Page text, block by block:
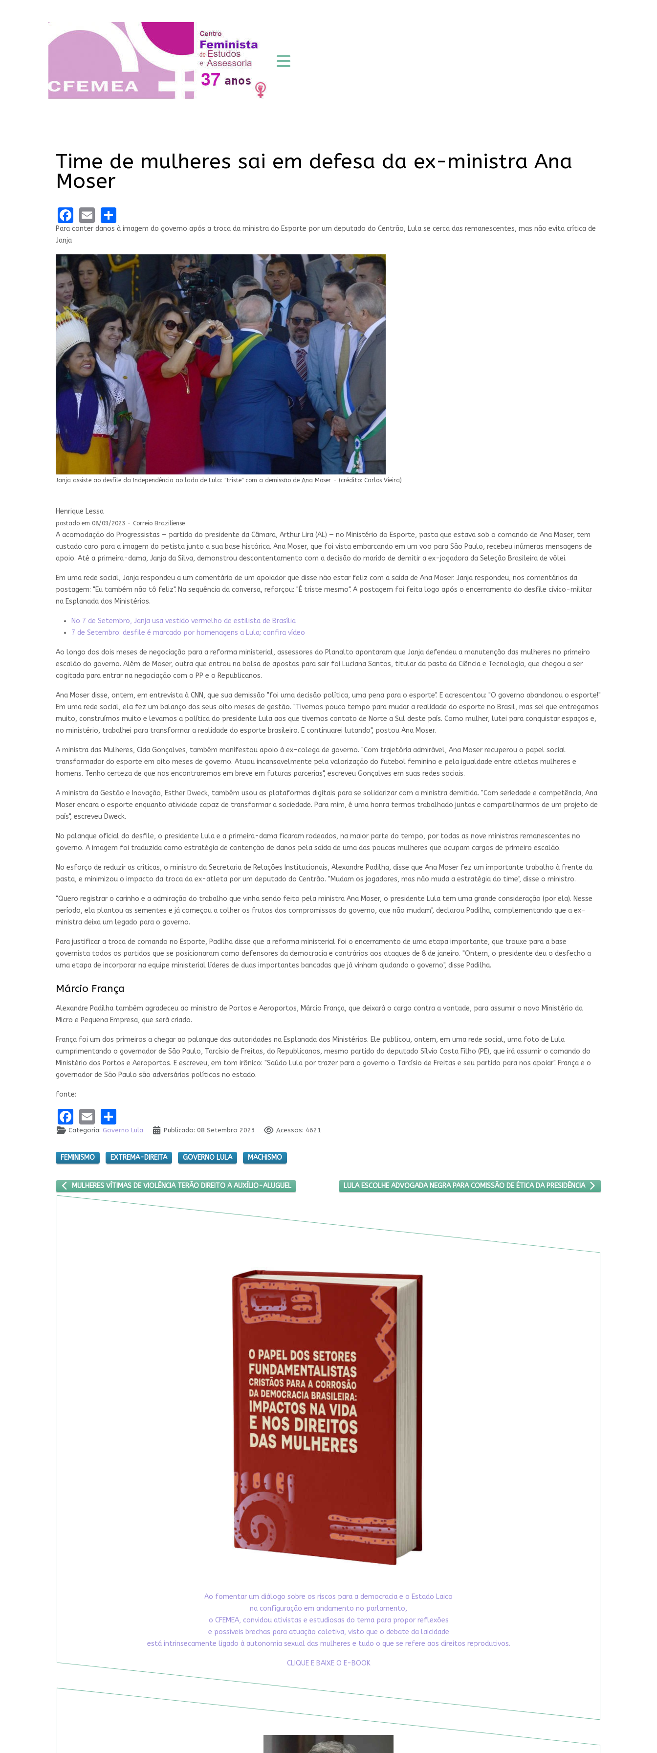
Time de mulheres sai em defesa da ex-ministra Ana
Moser
Facebook
Email
Para conter danos à imagem do governo após a troca da ministra do Esporte por um deputado do Centrão, Lula se cerca das remanescentes, mas não evita crítica de
Janja
Janja assiste ao desfile da Independência ao lado de Lula: "triste" com a demissão de Ana Moser - (crédito: Carlos Vieira)
Henrique Lessa
postado em 08/09/2023 - Correio Braziliense
A acomodação do Progressistas — partido do presidente da Câmara, Arthur Lira (AL) — no Ministério do Esporte, pasta que estava sob o comando de Ana Moser, tem
custado caro para a imagem do petista junto a sua base histórica. Ana Moser, que foi vista embarcando em um voo para São Paulo, recebeu inúmeras mensagens de
apoio. Até a primeira-dama, Janja da Silva, demonstrou descontentamento com a decisão do marido de demitir a ex-jogadora da Seleção Brasileira de vôlei.
Em uma rede social, Janja respondeu a um comentário de um apoiador que disse não estar feliz com a saída de Ana Moser. Janja respondeu, nos comentários da
postagem: "Eu também não tô feliz". Na sequência da conversa, reforçou: "É triste mesmo". A postagem foi feita logo após o encerramento do desfile cívico-militar
na Esplanada dos Ministérios.
No 7 de Setembro, Janja usa vestido vermelho de estilista de Brasília
7 de Setembro: desfile é marcado por homenagens a Lula; confira vídeo
Ao longo dos dois meses de negociação para a reforma ministerial, assessores do Planalto apontaram que Janja defendeu a manutenção das mulheres no primeiro
escalão do governo. Além de Moser, outra que entrou na bolsa de apostas para sair foi Luciana Santos, titular da pasta da Ciência e Tecnologia, que chegou a ser
cogitada para entrar na negociação com o PP e o Republicanos.
Ana Moser disse, ontem, em entrevista à CNN, que sua demissão "foi uma decisão política, uma pena para o esporte". E acrescentou: "O governo abandonou o esporte!"
Em uma rede social, ela fez um balanço dos seus oito meses de gestão. "Tivemos pouco tempo para mudar a realidade do esporte no Brasil, mas sei que entregamos
muito, construímos muito e levamos a política do presidente Lula aos que tivemos contato de Norte a Sul deste país. Como mulher, lutei para conquistar espaços e,
no ministério, trabalhei para transformar a realidade do esporte brasileiro. E continuarei lutando", postou Ana Moser.
A ministra das Mulheres, Cida Gonçalves, também manifestou apoio à ex-colega de governo. "Com trajetória admirável, Ana Moser recuperou o papel social
transformador do esporte em oito meses de governo. Atuou incansavelmente pela valorização do futebol feminino e pela igualdade entre atletas mulheres e
homens. Tenho certeza de que nos encontraremos em breve em futuras parcerias", escreveu Gonçalves em suas redes sociais.
A ministra da Gestão e Inovação, Esther Dweck, também usou as plataformas digitais para se solidarizar com a ministra demitida. "Com seriedade e competência, Ana
Moser encara o esporte enquanto atividade capaz de transformar a sociedade. Para mim, é uma honra termos trabalhado juntas e compartilharmos de um projeto de
país", escreveu Dweck.
No palanque oficial do desfile, o presidente Lula e a primeira-dama ficaram rodeados, na maior parte do tempo, por todas as nove ministras remanescentes no
governo. A imagem foi traduzida como estratégia de contenção de danos pela saída de uma das poucas mulheres que ocupam cargos de primeiro escalão.
No esforço de reduzir as críticas, o ministro da Secretaria de Relações Institucionais, Alexandre Padilha, disse que Ana Moser fez um importante trabalho à frente da
pasta, e minimizou o impacto da troca da ex-atleta por um deputado do Centrão. "Mudam os jogadores, mas não muda a estratégia do time", disse o ministro.
"Quero registrar o carinho e a admiração do trabalho que vinha sendo feito pela ministra Ana Moser, o presidente Lula tem uma grande consideração (por ela). Nesse
período, ela plantou as sementes e já começou a colher os frutos dos compromissos do governo, que não mudam", declarou Padilha, complementando que a ex-
ministra deixa um legado para o governo.
Para justificar a troca de comando no Esporte, Padilha disse que a reforma ministerial foi o encerramento de uma etapa importante, que trouxe para a base
governista todos os partidos que se posicionaram como defensores da democracia e contrários aos ataques de 8 de janeiro. "Ontem, o presidente deu o desfecho a
uma etapa de incorporar na equipe ministerial líderes de duas importantes bancadas que já vinham ajudando o governo", disse Padilha.
Márcio França
Alexandre Padilha também agradeceu ao ministro de Portos e Aeroportos, Márcio França, que deixará o cargo contra a vontade, para assumir o novo Ministério da
Micro e Pequena Empresa, que será criado.
França foi um dos primeiros a chegar ao palanque das autoridades na Esplanada dos Ministérios. Ele publicou, ontem, em uma rede social, uma foto de Lula
cumprimentando o governador de São Paulo, Tarcísio de Freitas, do Republicanos, mesmo partido do deputado Sílvio Costa Filho (PE), que irá assumir o comando do
Ministério dos Portos e Aeroportos. E escreveu, em tom irônico: "Saúdo Lula por trazer para o governo o Tarcísio de Freitas e seu partido para nos apoiar". França e o
governador de São Paulo são adversários políticos no estado.
fonte:
Facebook
Email
Categoria: Governo Lula Publicado: 08 Setembro 2023 Acessos: 4621
FEMINISMO EXTREMA-DIREITA GOVERNO LULA MACHISMO
ARTIGO ANTERIOR: MULHERES VÍTIMAS DE VIOLÊNCIA TERÃO DIREITO A AUXÍLIO-ALUGUEL
MULHERES VÍTIMAS DE VIOLÊNCIA TERÃO DIREITO A AUXÍLIO-ALUGUEL PRÓXIMO ARTIGO: LULA ESCOLHE ADVOGADA NEGRA PARA COMISSÃO DE ÉTICA DA PRESIDÊNCIA
LULA ESCOLHE ADVOGADA NEGRA PARA COMISSÃO DE ÉTICA DA PRESIDÊNCIA
Ao fomentar um diálogo sobre os riscos para a democracia e o Estado Laico
na configuração em andamento no parlamento,
o CFEMEA, convidou ativistas e estudiosas do tema para propor reflexões
e possíveis brechas para atuação coletiva, visto que o debate da laicidade
está intrinsecamente ligado à autonomia sexual das mulheres e tudo o que se refere aos direitos reprodutivos.
CLIQUE E BAIXE O E-BOOK